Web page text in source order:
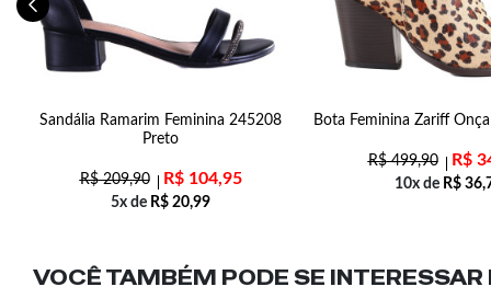
Sandália Ramarim Feminina 245208
Preto
R$209,90 R$104,95
5x de R$ 20,99
Bota Feminina Zariff
R$499,90 R$
10x de R$
VOCÊ TAMBÉM PODE SE